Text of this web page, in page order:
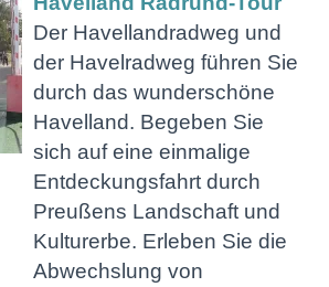
Der Havellandradweg und
der Havelradweg führen Sie
durch das wunderschöne
Havelland. Begeben Sie
sich auf eine einmalige
Entdeckungsfahrt durch
Preußens Landschaft und
Kulturerbe. Erleben Sie die
Abwechslung von